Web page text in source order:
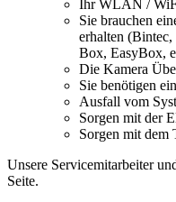
Ihr WLAN /
Sie brauchen
erhalten
Box, EasyBox,
Die Kamera
Sie benötigen
Ausfall vom
Sorgen mit der
Sorgen mit dem
Unsere Servicemitarbeiter
Seite.